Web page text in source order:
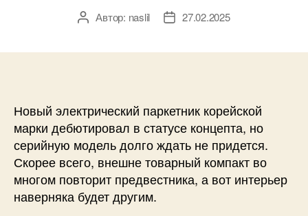
АвторАвтор: naslil
Дата27.02.2025
Новый электрический паркетник корейской
марки дебютировал в статусе концепта, но
серийную модель долго ждать не придется.
Скорее всего, внешне товарный компакт во
многом повторит предвестника, а вот интерьер
наверняка будет другим.